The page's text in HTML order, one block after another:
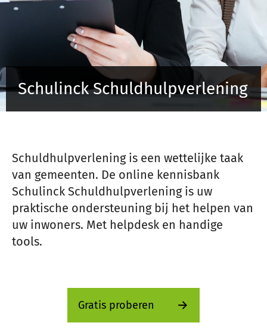
Inloggen op de kennisbank
Inloggen
Registreren
Schulinck Schuldhulpverlening
Schuldhulpverlening is een wettelijke taak
van gemeenten. De online kennisbank
Schulinck Schuldhulpverlening is uw
praktische ondersteuning bij het helpen van
uw inwoners. Met helpdesk en handige
tools.
Gratis proberen